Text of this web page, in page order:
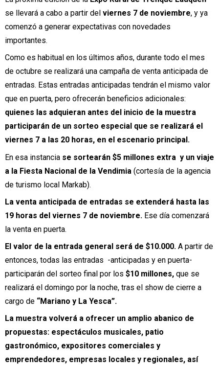
se llevará a cabo a partir del viernes 7 de noviembre, y ya
comenzó a generar expectativas con novedades
importantes.
Como es habitual en los últimos años, durante todo el mes
de octubre se realizará una campaña de venta anticipada de
entradas. Estas entradas anticipadas tendrán el mismo valor
que en puerta, pero ofrecerán beneficios adicionales:
quienes las adquieran antes del inicio de la muestra
participarán de un sorteo especial que se realizará el
viernes 7 a las 20 horas, en el escenario principal.
En esa instancia se sortearán $5 millones extra y un viaje
a la Fiesta Nacional de la Vendimia (cortesía de la agencia
de turismo local Markab).
La venta anticipada de entradas se extenderá hasta las
19 horas del viernes 7 de noviembre. Ese día comenzará
la venta en puerta.
El valor de la entrada general será de $10.000. A partir de
entonces, todas las entradas -anticipadas y en puerta-
participarán del sorteo final por los $10 millones, que se
realizará el domingo por la noche, tras el show de cierre a
cargo de “Mariano y La Yesca”.
La muestra volverá a ofrecer un amplio abanico de
propuestas: espectáculos musicales, patio
gastronómico, expositores comerciales y
emprendedores, empresas locales y regionales, así